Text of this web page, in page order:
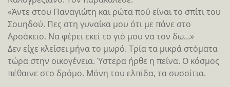
«Άντε στου Παναγιώτη και ρώτα πού είναι το σπίτι του
Σουηδού. Πες στη γυναίκα μου ότι με πάνε στο
Αρσάκειο. Να φέρει εκεί το γιό μου να τον δω…»
Δεν είχε κλείσει μήνα το μωρό. Τρία τα μικρά στόματα
τώρα στην οικογένεια. Ύστερα ήρθε η πείνα. Ο κόσμος
πέθαινε στο δρόμο. Μόνη του ελπίδα, τα συσσίτια.